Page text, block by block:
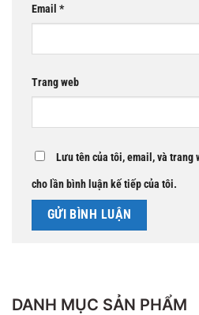
DANH MỤC SẢN PHẨM
Email *
Trang web
Lưu tên của tôi, email, và trang
cho lần bình luận kế tiếp của tôi.